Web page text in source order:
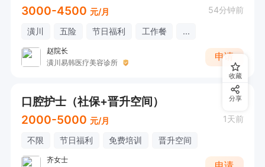
有意向🉑电话沟通，请告知【潢川直聘】看到的😊
3000-4500 元/月 54分钟前
潢川 五险 节日福利 工作餐 ...
赵院长
潢川易韩医疗美容诊所
申请
口腔护士（社保+晋升空间）
2000-5000 元/月 1天前
不限 节日福利 免费培训 晋升空间
齐女士
收藏
分享